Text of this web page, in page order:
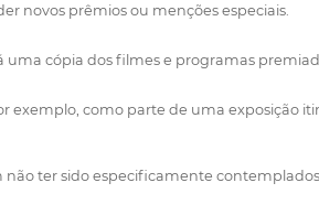
novos prêmios ou menções especiais.
cópia dos filmes e programas
como parte de uma exposição
ter sido especificamente